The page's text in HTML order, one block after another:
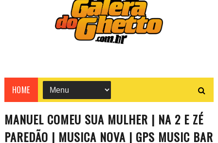
HOME
MANUEL COMEU SUA MULHER | NA 2 E ZÉ
PAREDÃO | MUSICA NOVA | GPS MUSIC BAR